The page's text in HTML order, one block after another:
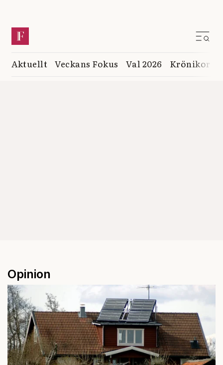
Aktuellt Veckans Fokus Val 2026 Krönikor
Opinion